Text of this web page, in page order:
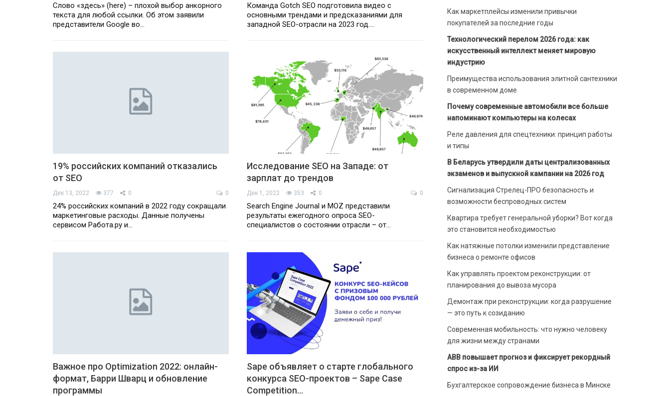
Слово «здесь» (here) – плохой выбор анкорного
текста для любой ссылки. Об этом заявили
представители Google во…
Команда Gotch SEO подготовила видео с
основными трендами и предсказаниями для
западной SEO-отрасли на 2023 год.…
19% российских компаний отказались
от SEO
Дек 13, 2022 377 0 0
24% российских компаний в 2022 году сокращали
маркетинговые расходы. Данные получены
сервисом Работа.ру и…
Исследование SEO на Западе: от
зарплат до трендов
Дек 1, 2022 353 0 0
Search Engine Journal и MOZ представили
результаты ежегодного опроса SEO-
специалистов о состоянии отрасли – от…
Важное про Optimization 2022: онлайн-
формат, Барри Шварц и обновление
программы
Sape объявляет о старте глобального
конкурса SEO-проектов – Sape Case
Competition…
Как маркетплейсы изменили привычки
покупателей за последние годы
Технологический перелом 2026 года: как
искусственный интеллект меняет мировую
индустрию
Преимущества использования элитной сантехники
в современном доме
Почему современные автомобили все больше
напоминают компьютеры на колесах
Реле давления для спецтехники: принцип работы
и типы
В Беларусь утвердили даты централизованных
экзаменов и выпускной кампании на 2026 год
Сигнализация Стрелец-ПРО безопасность и
возможности беспроводных систем
Квартира требует генеральной уборки? Вот когда
это становится необходимостью
Как натяжные потолки изменили представление
бизнеса о ремонте офисов
Как управлять проектом реконструкции: от
планирования до вывоза мусора
Демонтаж при реконструкции: когда разрушение
— это путь к созиданию
Современная мобильность: что нужно человеку
для жизни между странами
ABB повышает прогноз и фиксирует рекордный
спрос из-за ИИ
Бухгалтерское сопровождение бизнеса в Минске